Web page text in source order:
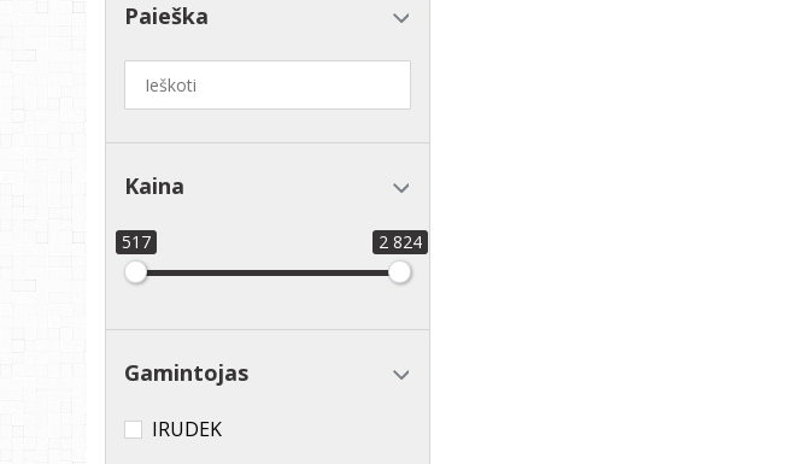
Paieška
Kaina
517 2 824
Gamintojas
IRUDEK